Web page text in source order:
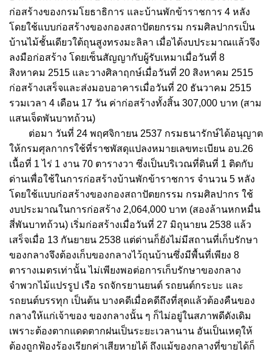
ก่อสร้างของกรมโยธาธิการ และบ้านพักข้าราชการ 4 หลัง
โดยใช้แบบก่อสร้างของกองสถาปัตยกรรม กรมศิลปากรเป็น
บ้านไม้ชั้นเดียวใต้ถุนสูงทรงมะลิลา เมื่อได้งบประมาณแล้วจึง
ลงมือก่อสร้าง โดยเซ็นสัญญากับผู้รับเหมาเมื่อวันที่ 8
สิงหาคม 2515 และวางศิลาฤกษ์เมื่อวันที่ 20 สิงหาคม 2515
ก่อสร้างเสร็จและส่งมอบอาคารเมื่อวันที่ 20 ธันวาคม 2515
รวมเวลา 4 เดือน 17 วัน ค่าก่อสร้างทั้งสิ้น 307,000 บาท (สาม
แสนเจ็ดพันบาทถ้วน)
ต่อมา วันที่ 24 พฤศจิกายน 2537 กรมธนารักษ์ได้อนุญาต
ให้กรมศุลกากรใช้ที่ราชพัสดุแปลงหมายเลขทะเบียน อบ.26
เนื้อที่ 1ไร่ 1 งาน 70 ตารางวา ซึ่งเป็นบริเวณที่ดินที่ 1 ติดกับ
ด่านเพื่อใช้ในการก่อสร้างบ้านพักข้าราชการ จำนวน 5 หลัง
โดยใช้แบบก่อสร้างของกองสถาปัตยกรรม กรมศิลปากร ใช้
งบประมาณในการก่อสร้าง 2,064,000 บาท (สองล้านหกหมื่น
สี่พันบาทถ้วน) เริ่มก่อสร้างเมื่อวันที่ 27 มิถุนายน 2538 แล้ว
เสร็จเมื่อ 13 กันยายน 2538 แต่ด่านก็ยังไม่มีสถานที่เก็บรักษา
ของกลางจึงต้องเก็บของกลางไว้ถุนบ้านซึ่งมีพื้นที่เพียง 8
ตารางเมตรเท่านั้น ไม่เพียงพอต่อการเก็บรักษาของกลาง
จำพวกไม้แปรรูป เรือ รถจักรยานยนต์ รถยนต์กระบะ และ
รถยนต์บรรทุก เป็นต้น บางคดีเมื่อคดีถึงที่สุดแล้วต้องคืนของ
กลางให้แก่เจ้าของ ของกลางนั้น ๆ ก็ไม่อยู่ในสภาพดีดังเดิม
เพราะต้องตากแดดตากฝนเป็นระยะเวลานาน อันเป็นเหตุให้
ต้องถูกฟ้องร้องเรียกค่าเสียหายได้ ถึงแม้ของกลางที่ขายได้ก็